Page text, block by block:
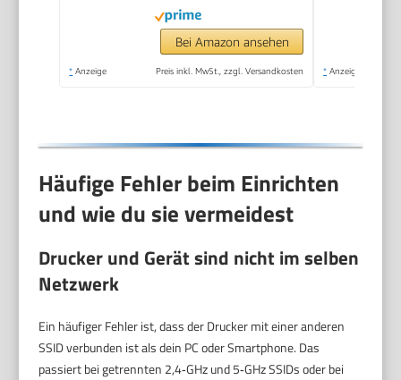
großer Tintentank,
hohe Reichweite,
Drucken in hoher
Bei Amazon ansehen
* Anzeige Preis inkl. MwSt., zzgl. Versandkosten * Anzeige
Häufige Fehler beim Einrichten
und wie du sie vermeidest
Drucker und Gerät sind nicht im selben
Netzwerk
Ein häufiger Fehler ist, dass der Drucker mit einer anderen
SSID verbunden ist als dein PC oder Smartphone. Das
passiert bei getrennten 2,4‑GHz und 5‑GHz SSIDs oder bei